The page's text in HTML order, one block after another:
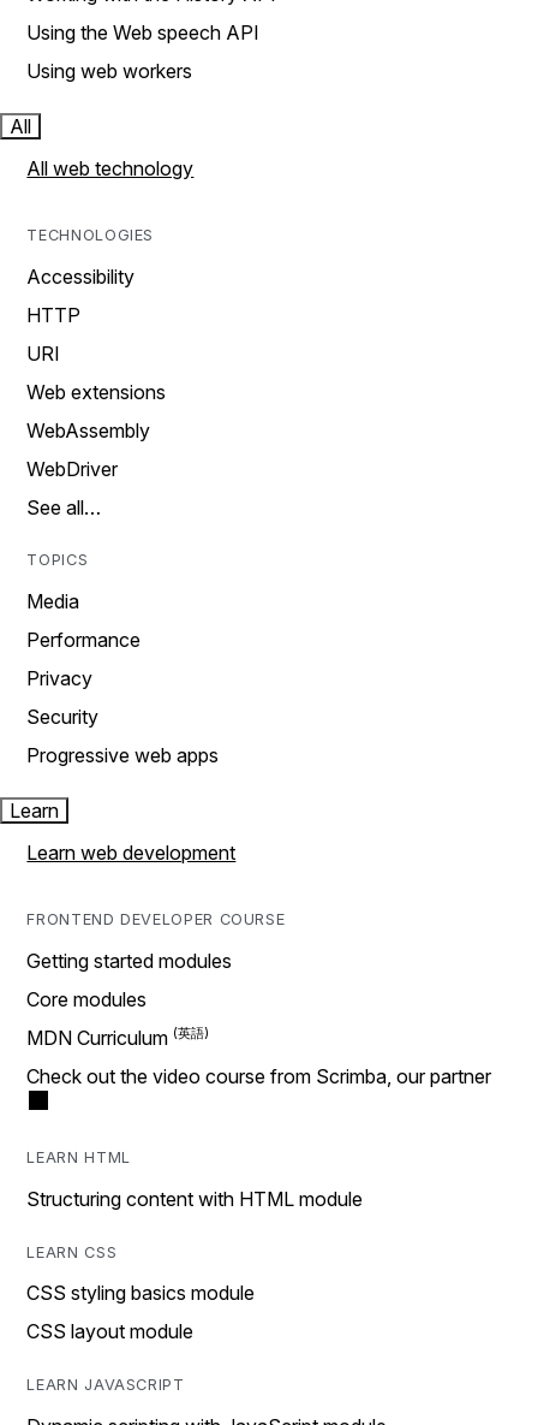
Using the Web speech API
Using web workers
All
All web technology
TECHNOLOGIES
Accessibility
HTTP
URI
Web extensions
WebAssembly
WebDriver
See all…
TOPICS
Media
Performance
Privacy
Security
Progressive web apps
Learn
Learn web development
FRONTEND DEVELOPER COURSE
Getting started modules
Core modules
MDN Curriculum
Check out the video course from Scrimba, our partner
LEARN HTML
Structuring content with HTML module
LEARN CSS
CSS styling basics module
CSS layout module
LEARN JAVASCRIPT